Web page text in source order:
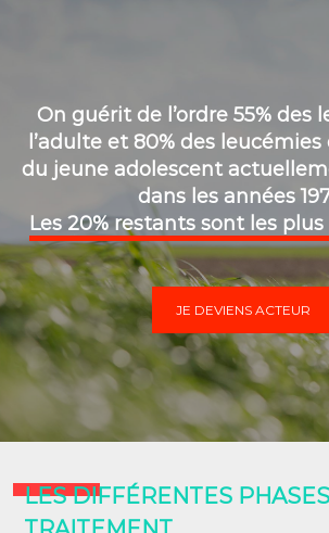
On guérit de l’ordre 55% des
l’adulte et 80% des leucémies
du jeune adolescent
dans les années
Les 20% restants sont les
JE DEVIENS ACTEUR
LES DIFFÉRENTES